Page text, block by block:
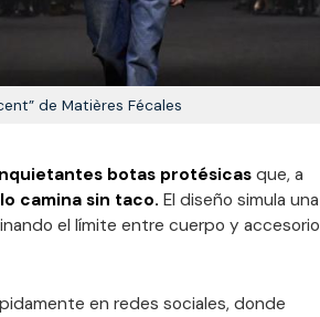
de Matières Fécales
botas protésicas que, a
camina sin taco. El diseño simula una
el límite entre cuerpo y accesorio
en redes sociales, donde